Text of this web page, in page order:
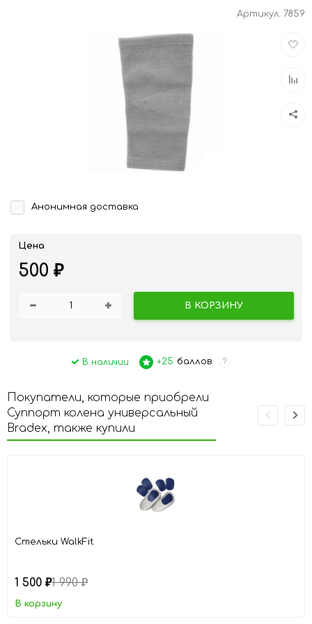
Артикул: 7859
Анонимная доставка
Цена
500 ₽
В КОРЗИНУ
+25 баллов ?
В наличии
Покупатели, которые приобрели
Суппорт колена универсальный
Bradex, также купили
Стельки WalkFit
1 500 ₽1 990₽
В корзину